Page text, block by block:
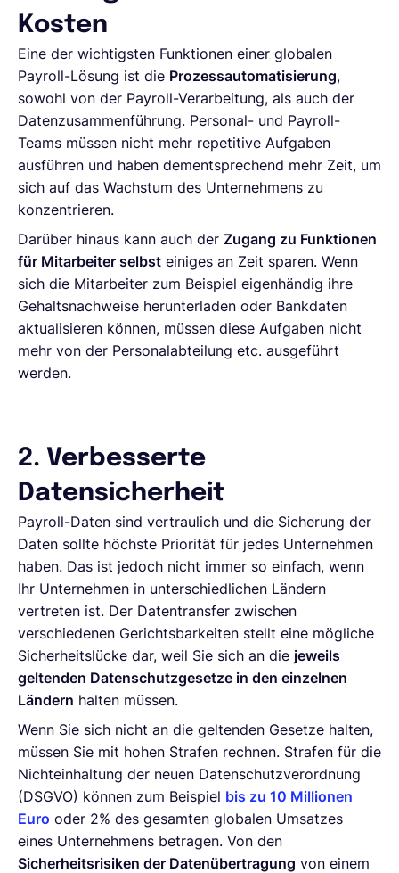
Kosten
Eine der wichtigsten Funktionen einer globalen
Payroll-Lösung ist die Prozessautomatisierung,
sowohl von der Payroll-Verarbeitung, als auch der
Datenzusammenführung. Personal- und Payroll-
Teams müssen nicht mehr repetitive Aufgaben
ausführen und haben dementsprechend mehr Zeit, um
sich auf das Wachstum des Unternehmens zu
konzentrieren.
Darüber hinaus kann auch der Zugang zu Funktionen
für Mitarbeiter selbst einiges an Zeit sparen. Wenn
sich die Mitarbeiter zum Beispiel eigenhändig ihre
Gehaltsnachweise herunterladen oder Bankdaten
aktualisieren können, müssen diese Aufgaben nicht
mehr von der Personalabteilung etc. ausgeführt
werden.
2. Verbesserte
Datensicherheit
Payroll-Daten sind vertraulich und die Sicherung der
Daten sollte höchste Priorität für jedes Unternehmen
haben. Das ist jedoch nicht immer so einfach, wenn
Ihr Unternehmen in unterschiedlichen Ländern
vertreten ist. Der Datentransfer zwischen
verschiedenen Gerichtsbarkeiten stellt eine mögliche
Sicherheitslücke dar, weil Sie sich an die jeweils
geltenden Datenschutzgesetze in den einzelnen
Ländern halten müssen.
Wenn Sie sich nicht an die geltenden Gesetze halten,
müssen Sie mit hohen Strafen rechnen. Strafen für die
Nichteinhaltung der neuen Datenschutzverordnung
(DSGVO) können zum Beispiel bis zu 10 Millionen
Euro oder 2% des gesamten globalen Umsatzes
eines Unternehmens betragen. Von den
Sicherheitsrisiken der Datenübertragung von einem